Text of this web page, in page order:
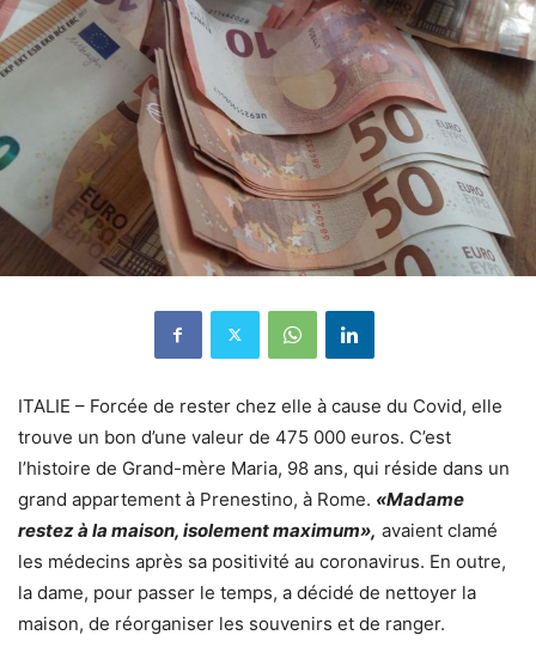
ITALIE – Forcée de rester chez elle à cause du Covid, elle
trouve un bon d’une valeur de 475 000 euros. C’est
l’histoire de Grand-mère Maria, 98 ans, qui réside dans un
grand appartement à Prenestino, à Rome. «Madame
restez à la maison, isolement maximum», avaient clamé
les médecins après sa positivité au coronavirus. En outre,
la dame, pour passer le temps, a décidé de nettoyer la
maison, de réorganiser les souvenirs et de ranger.